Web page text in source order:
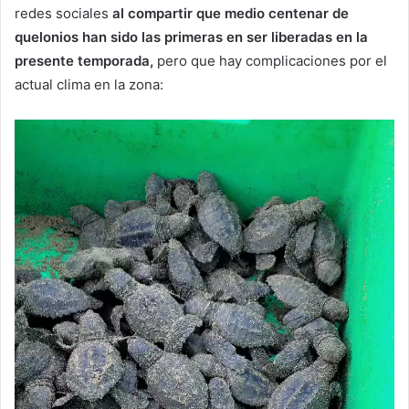
redes sociales al compartir que medio centenar de
quelonios han sido las primeras en ser liberadas en la
presente temporada, pero que hay complicaciones por el
actual clima en la zona: